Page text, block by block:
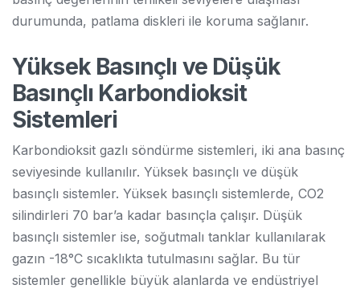
durumunda, patlama diskleri ile koruma sağlanır.
Yüksek Basınçlı ve Düşük
Basınçlı Karbondioksit
Sistemleri
Karbondioksit gazlı söndürme sistemleri, iki ana basınç
seviyesinde kullanılır. Yüksek basınçlı ve düşük
basınçlı sistemler. Yüksek basınçlı sistemlerde, CO2
silindirleri 70 bar’a kadar basınçla çalışır. Düşük
basınçlı sistemler ise, soğutmalı tanklar kullanılarak
gazın -18°C sıcaklıkta tutulmasını sağlar. Bu tür
sistemler genellikle büyük alanlarda ve endüstriyel